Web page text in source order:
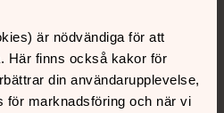
är nödvändiga för att
Här finns också kakor för
din användarupplevelse,
för marknadsföring och när vi